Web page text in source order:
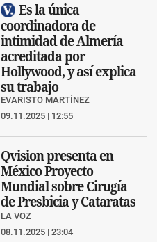
Es la única
coordinadora de
intimidad de Almería
acreditada por
Hollywood, y así explica
su trabajo
EVARISTO MARTÍNEZ
09.11.2025 | 12:55
Qvision presenta en
México Proyecto
Mundial sobre Cirugía
de Presbicia y Cataratas
LA VOZ
08.11.2025 | 23:04